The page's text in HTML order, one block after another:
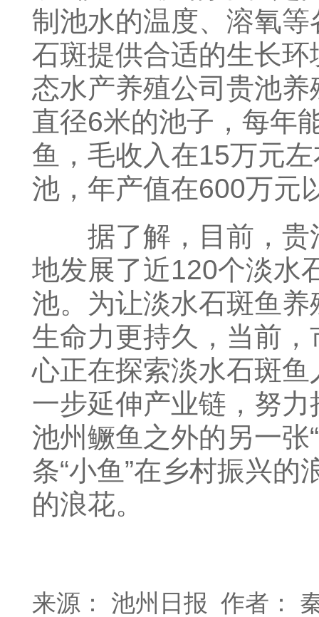
制池水的温度、溶氧
石斑提供合适的生长
态水产养殖公司贵池
直径6米的池子，每年
鱼，毛收入在15万元
池，年产值在600万元
据了解，目前，贵
地发展了近120个淡水
池。为让淡水石斑鱼养
生命力更持久，当前
心正在探索淡水石斑
一步延伸产业链，努
池州鳜鱼之外的另一张
条“小鱼”在乡村振兴的
的浪花。
来源： 池州日报 作者：